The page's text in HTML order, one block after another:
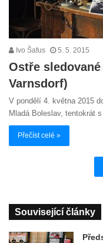
Ivo Šafus 5. 5. 2015
Ostře
Varnsdorf)
V pondělí 4. května 2015
Mladá Boleslav, tentokrát
Přečíst celé »
Související články